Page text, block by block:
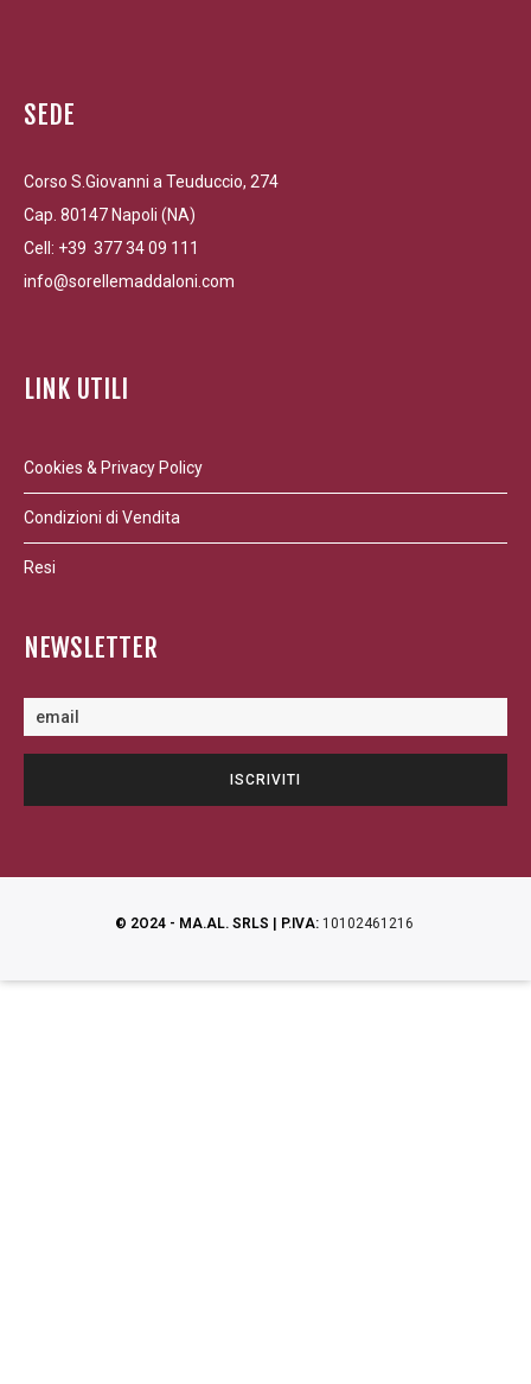
SEDE
Corso S.Giovanni a Teuduccio, 274
Cap. 80147 Napoli (NA)
Cell: +39 377 34 09 111
info@sorellemaddaloni.com
LINK UTILI
Cookies & Privacy Policy
Condizioni di Vendita
Resi
NEWSLETTER
© 2O24 - MA.AL. SRLS | P.IVA: 10102461216